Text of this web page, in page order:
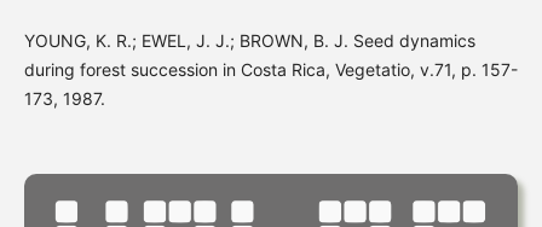
YOUNG, K. R.; EWEL, J. J.; BROWN, B. J. Seed dynamics
during forest succession in Costa Rica, Vegetatio, v.71, p. 157-
173, 1987.